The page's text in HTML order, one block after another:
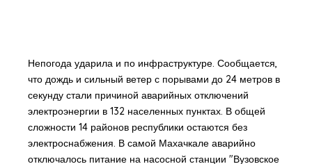
Непогода ударила и по инфраструктуре. Сообщается,
что дождь и сильный ветер с порывами до 24 метров в
секунду стали причиной аварийных отключений
электроэнергии в 132 населенных пунктах. В общей
сложности 14 районов республики остаются без
электроснабжения. В самой Махачкале аварийно
отключалось питание на насосной станции "Вузовское